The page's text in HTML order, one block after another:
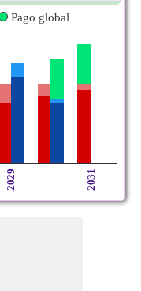
Pago global
2029 2031